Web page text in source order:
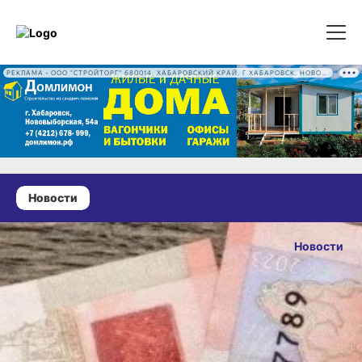
Новости
15 июня 2026 г., 13:27
В
Комсомольске-
на-Амуре
мошенники
обманули
Новости
15 июня 2026 г.,